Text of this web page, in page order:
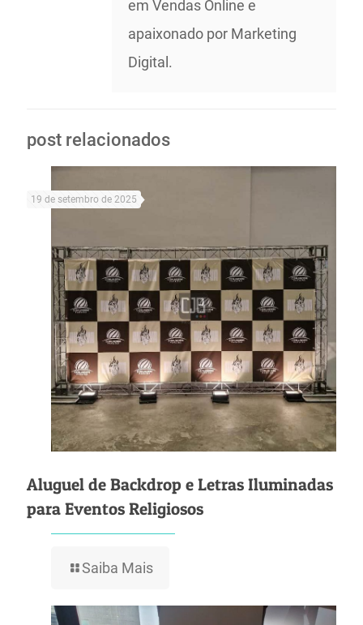
em Vendas Online e
apaixonado por Marketing
Digital.
post relacionados
19 de setembro de 2025
Aluguel de Backdrop e Letras Iluminadas
para Eventos Religiosos
Saiba Mais